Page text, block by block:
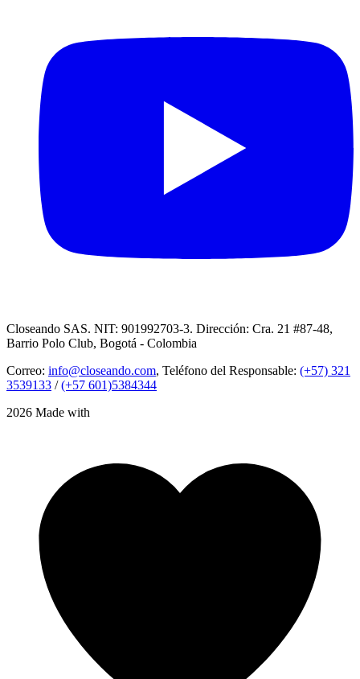
Closeando SAS. NIT: 901992703-3. Dirección: Cra. 21 #87-48,
Barrio Polo Club, Bogotá - Colombia
Correo: info@closeando.com, Teléfono del Responsable: (+57) 321
3539133 /(+57 601)5384344
2026 Made with